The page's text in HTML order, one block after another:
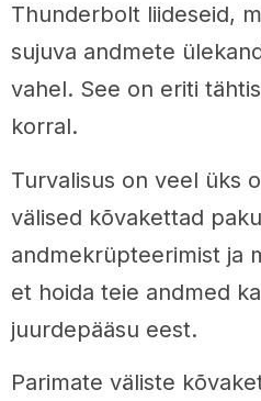
Thunderbolt liideseid,
sujuva andmete
vahel. See on eriti
korral.
Turvalisus on veel üks
välised kõvakettad
andmekrüpteerimist ja
et hoida teie andmed
juurdepääsu eest.
Parimate väliste